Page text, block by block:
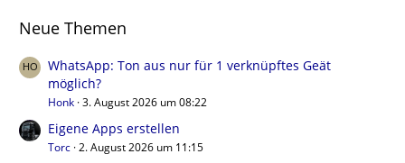
Neue Themen
WhatsApp: Ton aus nur für 1 verknüpftes Geät
möglich?
Honk 3. August 2026 um 08:22
Eigene Apps erstellen
Torc 2. August 2026 um 11:15